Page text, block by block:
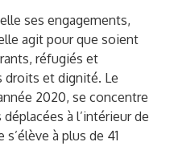
ses engagements,
agit pour que soient
réfugiés et
droits et dignité. Le
2020, se concentre
à l’intérieur de
à plus de 41